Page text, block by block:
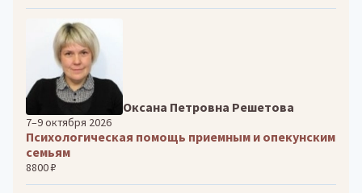
Оксана Петровна Решетова
7–9 октября 2026
Психологическая помощь приемным и опекунским
семьям
8800 ₽